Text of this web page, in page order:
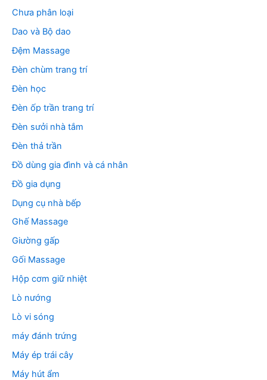
Chưa phân loại
Dao và Bộ dao
Đệm Massage
Đèn chùm trang trí
Đèn học
Đèn ốp trần trang trí
Đèn sưởi nhà tắm
Đèn thả trần
Đồ dùng gia đình và cá nhân
Đồ gia dụng
Dụng cụ nhà bếp
Ghế Massage
Giường gấp
Gối Massage
Hộp cơm giữ nhiệt
Lò nướng
Lò vi sóng
máy đánh trứng
Máy ép trái cây
Máy hút ẩm